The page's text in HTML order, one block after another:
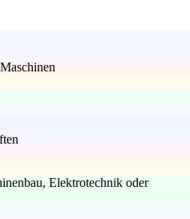
Elektrotechnik oder